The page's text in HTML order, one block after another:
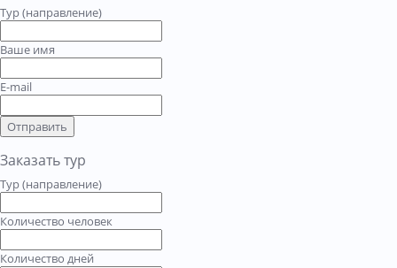
Тур (направление)
Ваше имя
E-mail
Отправить
Заказать тур
Тур (направление)
Количество человек
Количество дней